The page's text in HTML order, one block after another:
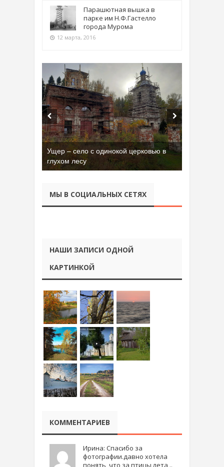
Парашютная вышка в
парке им Н.Ф.Гастелло
города Мурома
12 марта, 2016
Ущер – село с одинокой церковью в
глухом лесу
МЫ В СОЦИАЛЬНЫХ СЕТЯХ
НАШИ ЗАПИСИ ОДНОЙ
КАРТИНКОЙ
КОММЕНТАРИЕВ
Ирина: Спасибо за
фотографии.давно хотела
понять, что за птицы лета ..